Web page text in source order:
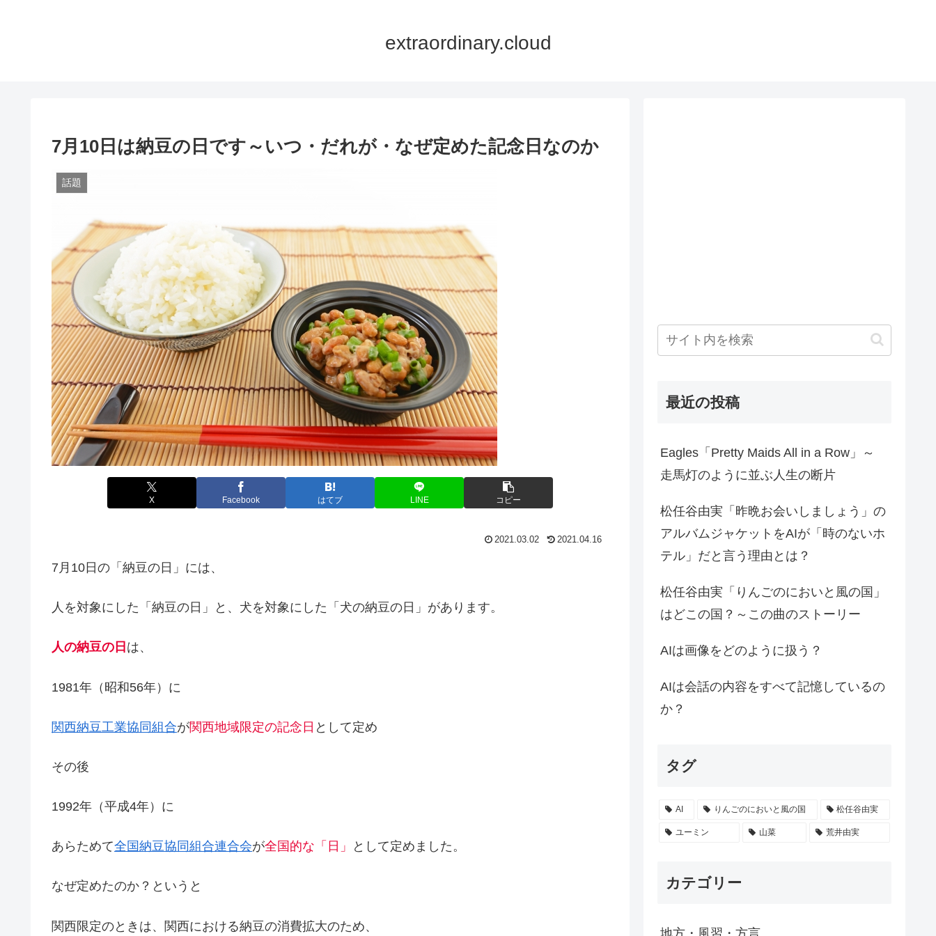
extraordinary.cloud
7月10日は納豆の日です～いつ・だれが・なぜ定めた記念日なのか
話題
X Facebook はてブ LINE コピー
2021.03.02 2021.04.16
7月10日の「納豆の日」には、
人を対象にした「納豆の日」と、犬を対象にした「犬の納豆の日」があります。
人の納豆の日 は、
1981年（昭和56年）に
関西納豆工業協同組合が関西地域限定の記念日 として定め
その後
1992年（平成4年）に
あらためて全国納豆協同組合連合会が全国的な「日」 として定めました。
なぜ定めたのか？というと
関西限定のときは、関西における納豆の消費拡大のため、
最近の投稿
Eagles「Pretty Maids All in a Row」～
走馬灯のように並ぶ人生の断片
松任谷由実「昨晩お会いしましょう」の
アルバムジャケットをAIが「時のないホ
テル」だと言う理由とは？
松任谷由実「りんごのにおいと風の国」
はどこの国？～この曲のストーリー
AIは画像をどのように扱う？
AIは会話の内容をすべて記憶しているの
か？
タグ
AI りんごのにおいと風の国 松任谷由実
ユーミン 山菜 荒井由実
カテゴリー